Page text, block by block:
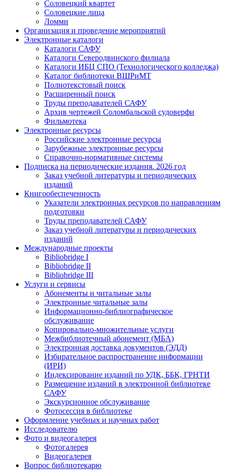
Соловецкий квартет
Соловецкие лица
Ломми
Организация и проведение мероприятий
Электронные каталоги
Каталоги САФУ
Каталоги Северодвинского филиала
Каталоги ИБЦ СПО (Технологического колледжа)
Каталог библиотеки ВШРиМТ
Полнотекстовый поиск
Расширенный поиск
Труды преподавателей САФУ
Архив чертежей Соломбальской судоверфи
Фильмотека
Электронные ресурсы
Российские электронные ресурсы
Зарубежные электронные ресурсы
Справочно-нормативные системы
Подписка на периодические издания. 2026 год
Заказ учебной литературы и периодических
изданий
Книгообеспеченность
Указатели электронных ресурсов по направлениям
подготовки
Труды преподавателей САФУ
Заказ учебной литературы и периодических
изданий
Международные проекты
Bibliobridge I
Bibliobridge II
Bibliobridge III
Услуги и сервисы
Абонементы и читальные залы
Электронные читальные залы
Информационно-библиографическое
обслуживание
Копировально-множительные услуги
Межбиблиотечный абонемент (МБА)
Электронная доставка документов (ЭДД)
Избирательное распространение информации
(ИРИ)
Индексирование изданий по УДК, ББК, ГРНТИ
Размещение изданий в электронной библиотеке
САФУ
Экскурсионное обслуживание
Фотосессия в библиотеке
Оформление учебных и научных работ
Исследователю
Фото и видеогалерея
Фотогалерея
Видеогалерея
Вопрос библиотекарю